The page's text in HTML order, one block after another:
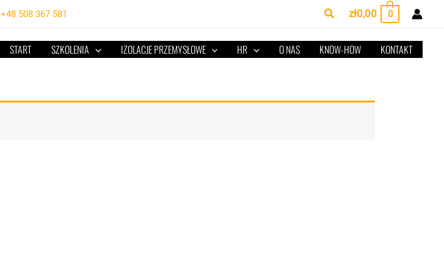
+48 508 367 581 Szukaj
zł0,00 0
START SZKOLENIA IZOLACJE PRZEMYSŁOWE HR O NAS KNOW-HOW KONTAKT